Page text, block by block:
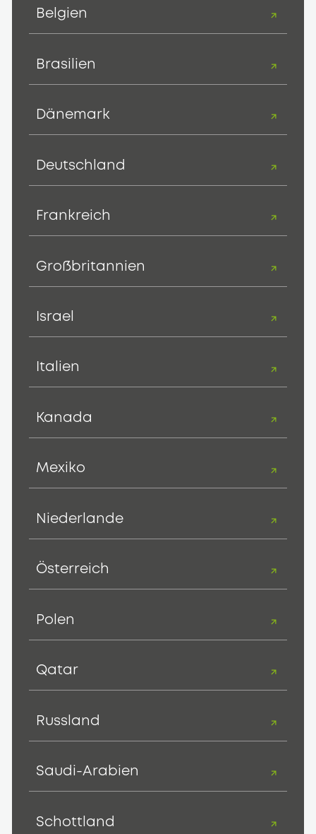
Belgien
Brasilien
Dänemark
Deutschland
Frankreich
Großbritannien
Israel
Italien
Kanada
Mexiko
Niederlande
Österreich
Polen
Qatar
Russland
Saudi-Arabien
Schottland